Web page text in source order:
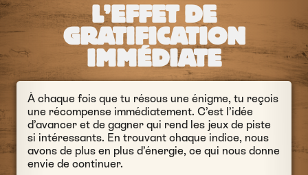
L’EFFET DE
GRATIFICATION
IMMÉDIATE
À chaque fois que tu résous une énigme, tu reçois
une récompense immédiatement. C’est l’idée
d’avancer et de gagner qui rend les jeux de piste
si intéressants. En trouvant chaque indice, nous
avons de plus en plus d’énergie, ce qui nous donne
envie de continuer.